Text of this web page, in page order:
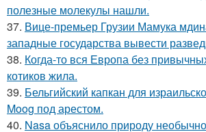
полезные молекулы нашли.
37. Вице-премьер Грузии Мамука
западные государства вывести
38. Когда-то вся Европа без
котиков жила.
39. Бельгийский капкан для
Moog под арестом.
40. Nasa объяснило природу